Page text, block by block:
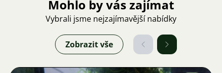
Mohlo by vás zajímat
Vybrali jsme nejzajímavější nabídky
Zobrazit vše